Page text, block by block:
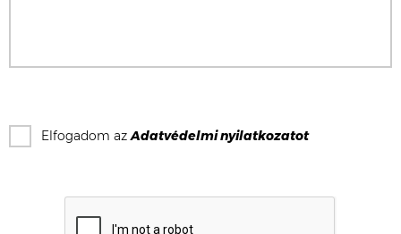
Elfogadom azAdatvédelmi nyilatkozatot